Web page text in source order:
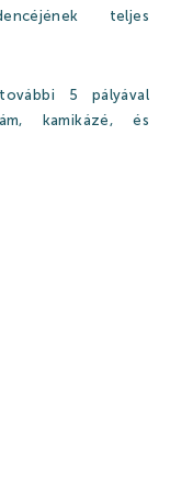
teljes
5 pályával
kamikázé, és